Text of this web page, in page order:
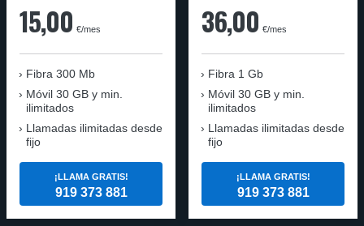
15,00 €/mes
Fibra 300 Mb
Móvil 30 GB y min.
ilimitados
Llamadas ilimitadas desde
fijo
¡LLAMA GRATIS!
919 373 881
36,00 €/mes
Fibra 1 Gb
Móvil 30 GB y min.
ilimitados
Llamadas ilimitadas desde
fijo
¡LLAMA GRATIS!
919 373 881